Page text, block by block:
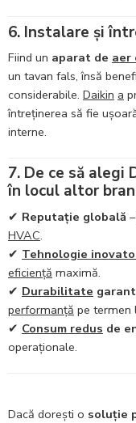
6. Instalare și
Fiind un aparat de aer
un tavan fals, însă
considerabile. Daikin a
întreținerea să fie
interne.
7. De ce să alegi
în locul altor
✔ Reputație globală –
HVAC.
✔ Tehnologie
eficiență maximă.
✔ Durabilitate
performanță pe termen
✔ Consum redus de
operaționale.
Dacă dorești o soluție